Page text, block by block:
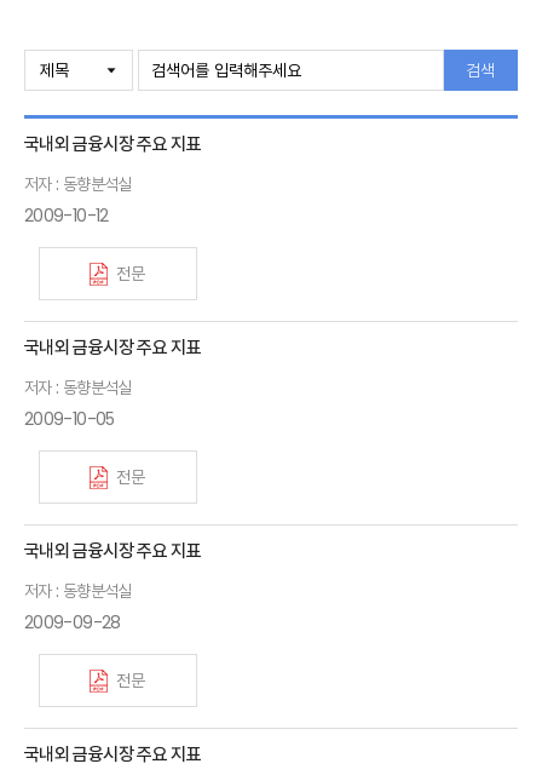
보험회사 재무분석(종간)
주간 해외보험동향(종간)
해외보험금융동향(종간)
검색
국내외 금융시장 주요 지표
저자 : 동향분석실
2009-10-12
전문
국내외 금융시장 주요 지표
저자 : 동향분석실
2009-10-05
전문
국내외 금융시장 주요 지표
저자 : 동향분석실
2009-09-28
전문
국내외 금융시장 주요 지표